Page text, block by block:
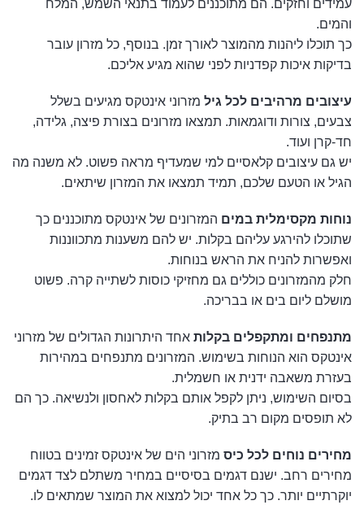
עמידים וחזקים. הם מתוכננים לעמוד בתנאי השמש, המלח
והמים.
כך תוכלו ליהנות מהמוצר לאורך זמן. בנוסף, כל מזרון עובר
בדיקות איכות קפדניות לפני שהוא מגיע אליכם.
עיצובים מרהיבים לכל גיל מזרוני אינטקס מגיעים בשלל
צבעים, צורות ודוגמאות. תמצאו מזרונים בצורת פיצה, גלידה,
חד-קרן ועוד.
יש גם עיצובים קלאסיים למי שמעדיף מראה פשוט. לא משנה מה
הגיל או הטעם שלכם, תמיד תמצאו את המזרון שיתאים.
נוחות מקסימלית במים המזרונים של אינטקס מתוכננים כך
שתוכלו להירגע עליהם בקלות. יש להם משענות מתכווננות
ואפשרות להניח את הראש בנוחות.
חלק מהמזרונים כוללים גם מחזיקי כוסות לשתייה קרה. פשוט
מושלם ליום בים או בבריכה.
מתנפחים ומתקפלים בקלות אחד היתרונות הגדולים של מזרוני
אינטקס הוא הנוחות בשימוש. המזרונים מתנפחים במהירות
בעזרת משאבה ידנית או חשמלית.
בסיום השימוש, ניתן לקפל אותם בקלות לאחסון ולנשיאה. כך הם
לא תופסים מקום רב בתיק.
מחירים נוחים לכל כיס מזרוני הים של אינטקס זמינים בטווח
מחירים רחב. ישנם דגמים בסיסיים במחיר משתלם לצד דגמים
יוקרתיים יותר. כך כל אחד יכול למצוא את המוצר שמתאים לו.